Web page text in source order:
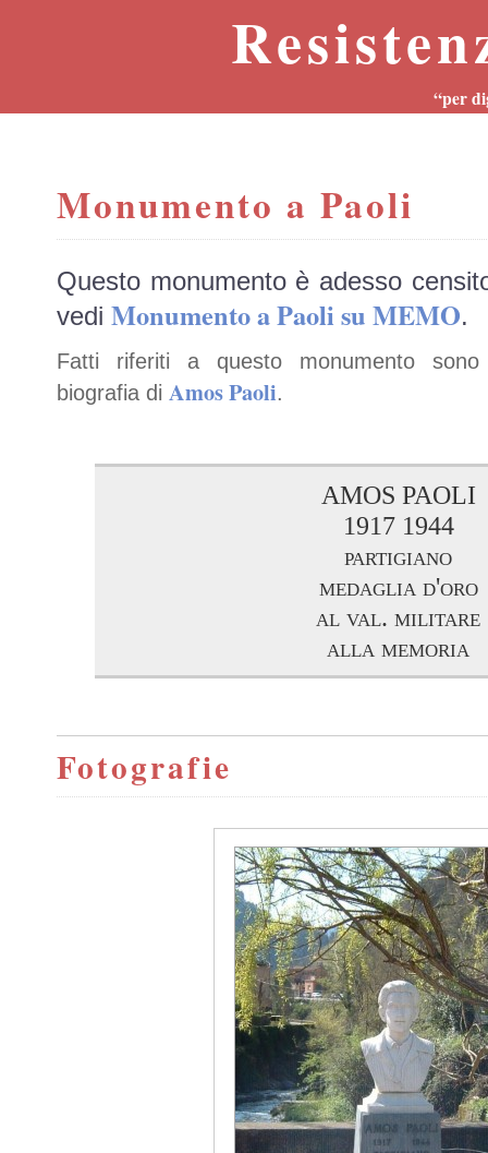
“per
Monumento a Paoli
Questo monumento è adesso
vedi Monumento a Paoli su MEMO.
Fatti riferiti a questo monumento sono
biografia di Amos Paoli.
AMOS PAOLI
1917 1944
partigiano
medaglia d'oro
al val. militare
alla memoria
Fotografie